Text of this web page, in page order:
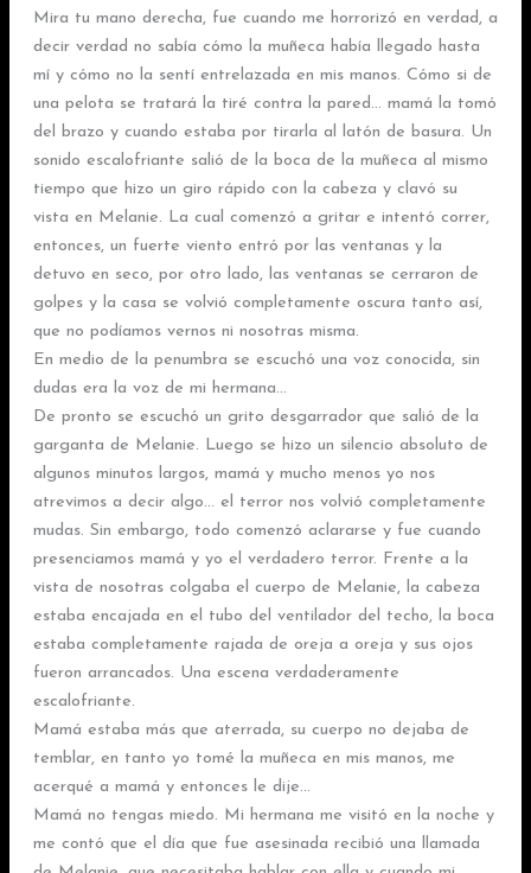
Mira tu mano derecha, fue cuando me horrorizó en verdad, a
decir verdad no sabía cómo la muñeca había llegado hasta
mí y cómo no la sentí entrelazada en mis manos. Cómo si de
una pelota se tratará la tiré contra la pared… mamá la tomó
del brazo y cuando estaba por tirarla al latón de basura. Un
sonido escalofriante salió de la boca de la muñeca al mismo
tiempo que hizo un giro rápido con la cabeza y clavó su
vista en Melanie. La cual comenzó a gritar e intentó correr,
entonces, un fuerte viento entró por las ventanas y la
detuvo en seco, por otro lado, las ventanas se cerraron de
golpes y la casa se volvió completamente oscura tanto así,
que no podíamos vernos ni nosotras misma.
En medio de la penumbra se escuchó una voz conocida, sin
dudas era la voz de mi hermana…
De pronto se escuchó un grito desgarrador que salió de la
garganta de Melanie. Luego se hizo un silencio absoluto de
algunos minutos largos, mamá y mucho menos yo nos
atrevimos a decir algo… el terror nos volvió completamente
mudas. Sin embargo, todo comenzó aclararse y fue cuando
presenciamos mamá y yo el verdadero terror. Frente a la
vista de nosotras colgaba el cuerpo de Melanie, la cabeza
estaba encajada en el tubo del ventilador del techo, la boca
estaba completamente rajada de oreja a oreja y sus ojos
fueron arrancados. Una escena verdaderamente
escalofriante.
Mamá estaba más que aterrada, su cuerpo no dejaba de
temblar, en tanto yo tomé la muñeca en mis manos, me
acerqué a mamá y entonces le dije…
Mamá no tengas miedo. Mi hermana me visitó en la noche y
me contó que el día que fue asesinada recibió una llamada